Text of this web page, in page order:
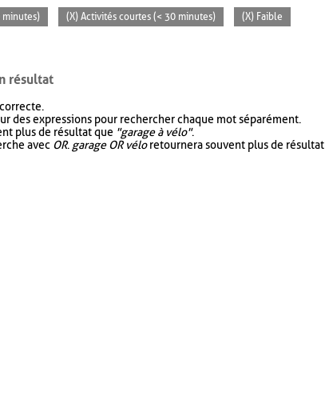
minutes) (X) Activités courtes (< 30 minutes) (X) Faible
résultat
des expressions pour rechercher chaque mot séparément.
plus de résultat que "garage à vélo".
avec OR. garage OR véloretournera souvent plus de résultat